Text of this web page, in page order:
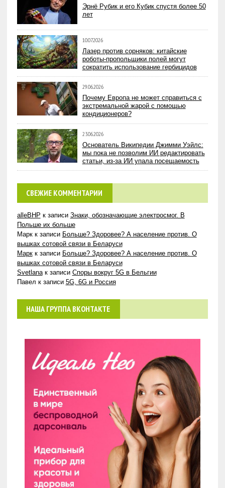
Эрнё Рубик и его Кубик спустя более 50
лет
10.07.2026
Лазер против сорняков: китайские
роботы-пропольщики полей могут
сократить использование гербицидов
29.06.2026
Почему Европа не может справиться с
экстремальной жарой с помощью
кондиционеров?
23.06.2026
Основатель Википедии Джимми Уэйлс:
мы пока не позволим ИИ редактировать
статьи, из-за ИИ упала посещаемость
СВЕЖИЕ КОММЕНТАРИИ
alleBHP к записи Знаки, обозначающие электросмог. В
Польше их больше
Маркк записи Больше? Здоровее? А население против. О
вышках сотовой связи в Беларуси
Маркк записи Больше? Здоровее? А население против. О
вышках сотовой связи в Беларуси
Svetlanaк записи Споры вокруг 5G в Бельгии
Павел к записи 5G, 6G и Россия
НАША ГРУППА ВКОНТАКТЕ